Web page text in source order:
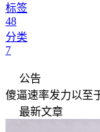
标签
48
分类
7
公告
傻逼速率发力以至
最新文章